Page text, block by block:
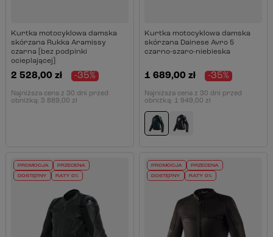
Kurtka motocyklowa damska
skórzana Rukka Aramissy
czarna [bez podpinki
ocieplającej]
2 528,00 zł -35%
Najniższa cena z 30 dni przed
obniżką: 3 889,00 zł
Kurtka motocyklowa damska
skórzana Dainese Avro 5
czarno-szaro-niebieska
1 689,00 zł -35%
Najniższa cena z 30 dni przed
obniżką: 1 949,00 zł
PROMOCJA PRZECENA
DOSTĘPNY RATY 0%
PROMOCJA PRZECENA
DOSTĘPNY RATY 0%